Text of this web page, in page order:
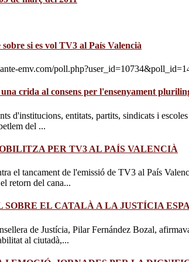
si es vol TV3 al País Valencià
emv.com/
crida al consens per l'ensenyament
d'institucions, entitats, partits, sindicats i
del ...
PER TV3 AL PAÍS VALENCIÀ
el tancament de l'emissió de TV3 al País
retorn del cana...
SOBRE EL CATALÀ A LA JUSTÍCIA
de Justícia, Pilar Fernández Bozal,
al ciutadà,...